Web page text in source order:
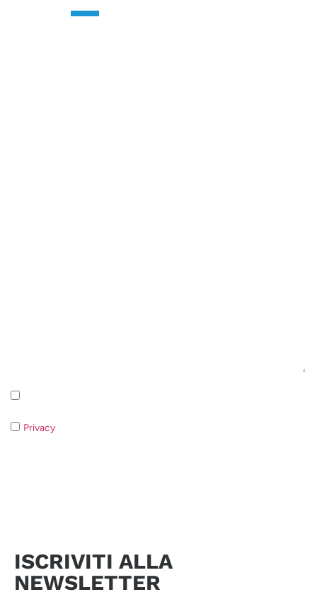
Privacy
ISCRIVITI ALLA
NEWSLETTER